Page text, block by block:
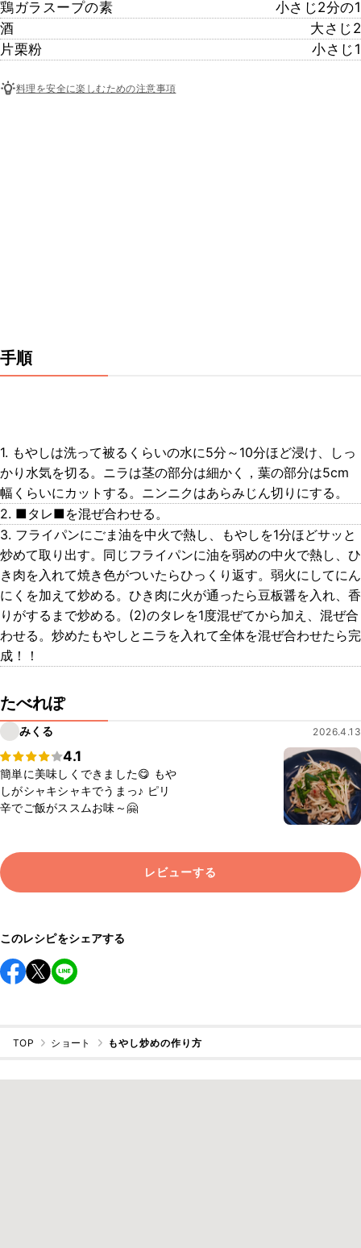
鶏ガラスープの素
小さじ2分の1
酒
大さじ2
片栗粉
小さじ1
料理を安全に楽しむための注意事項
手順
1. もやしは洗って被るくらいの水に5分～10分ほど浸け、しっ
かり水気を切る。ニラは茎の部分は細かく，葉の部分は5cm
幅くらいにカットする。ニンニクはあらみじん切りにする。
2. ■タレ■を混ぜ合わせる。
3. フライパンにごま油を中火で熱し、もやしを1分ほどサッと
炒めて取り出す。同じフライパンに油を弱めの中火で熱し、ひ
き肉を入れて焼き色がついたらひっくり返す。弱火にしてにん
にくを加えて炒める。ひき肉に火が通ったら豆板醤を入れ、香
りがするまで炒める。(2)のタレを1度混ぜてから加え、混ぜ合
わせる。炒めたもやしとニラを入れて全体を混ぜ合わせたら完
成！！
たべれぽ
みくる 2026.4.13
4.1
簡単に美味しくできました😋 もや
しがシャキシャキでうまっ♪ ピリ
辛でご飯がススムお味～🤗
レビューする
このレシピをシェアする
TOP ショート もやし炒めの作り方